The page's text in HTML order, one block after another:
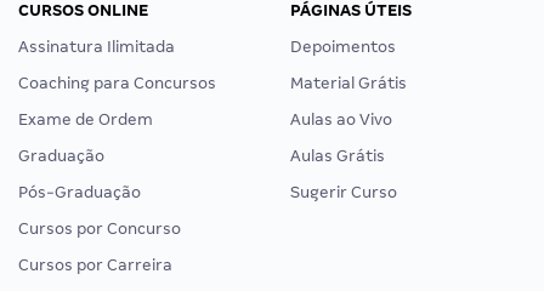
CURSOS ONLINE
Assinatura Ilimitada
Coaching para Concursos
Exame de Ordem
Graduação
Pós-Graduação
Cursos por Concurso
Cursos por Carreira
PÁGINAS ÚTEIS
Depoimentos
Material Grátis
Aulas ao Vivo
Aulas Grátis
Sugerir Curso